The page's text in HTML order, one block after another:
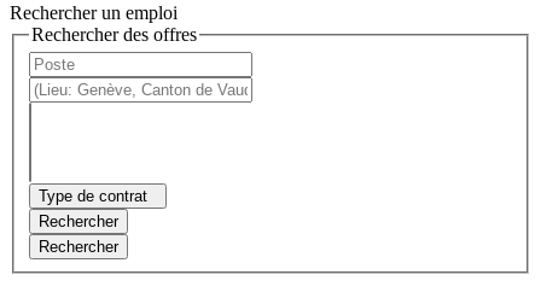
Rechercher un emploi
Rechercher des offres
Type de contrat
Rechercher
Rechercher